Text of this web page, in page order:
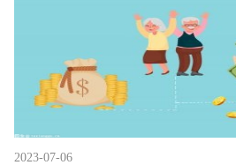
2023-07-06